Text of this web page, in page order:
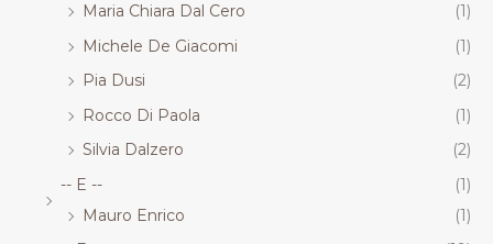
Maria Chiara Dal Cero
(1)
Michele De Giacomi
(1)
Pia Dusi
(2)
Rocco Di Paola
(1)
Silvia Dalzero
(2)
-- E --
(1)
Mauro Enrico
(1)